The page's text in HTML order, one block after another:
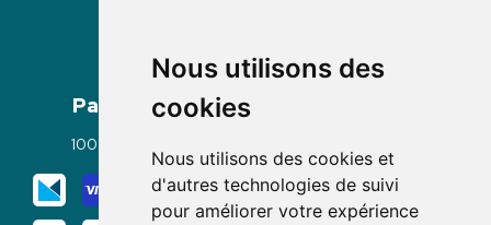
Nous utilisons des
cookies
Nous utilisons des cookies et
d'autres technologies de suivi
pour améliorer votre expérience
Paiement
100% sécurisé
Mode de livraison